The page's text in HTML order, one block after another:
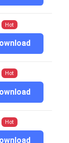
Hot
Hot
Hot